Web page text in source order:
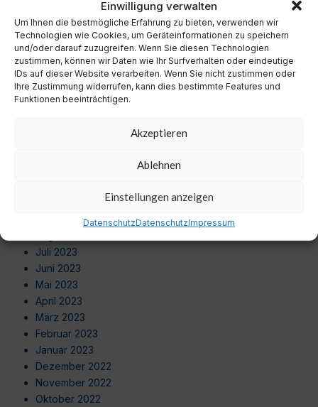
Einwilligung verwalten
Um Ihnen die bestmögliche Erfahrung zu bieten, verwenden wir
Technologien wie Cookies, um Geräteinformationen zu speichern
und/oder darauf zuzugreifen. Wenn Sie diesen Technologien
zustimmen, können wir Daten wie Ihr Surfverhalten oder eindeutige
IDs auf dieser Website verarbeiten. Wenn Sie nicht zustimmen oder
Ihre Zustimmung widerrufen, kann dies bestimmte Features und
Funktionen beeinträchtigen.
Akzeptieren
Ablehnen
Einstellungen anzeigen
DatenschutzDatenschutzImpressum
September 2024
August 2024
Juli 2024
Juni 2024
Mai 2024
April 2024
September 2023
Juli 2023
Juni 2023
Mai 2023
April 2023
März 2023
Februar 2023
Januar 2023
Dezember 2022
November 2022
Oktober 2022